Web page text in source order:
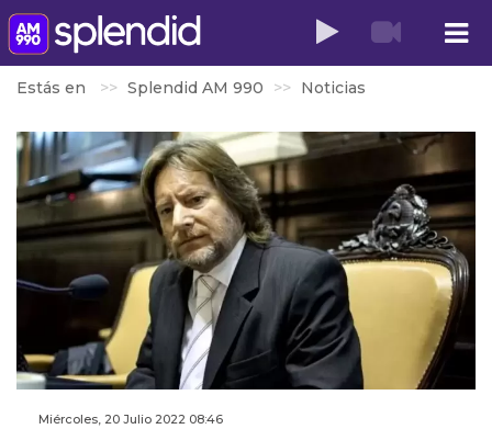
Estás en Splendid AM 990 Noticias
Miércoles, 20 Julio 2022 08:46